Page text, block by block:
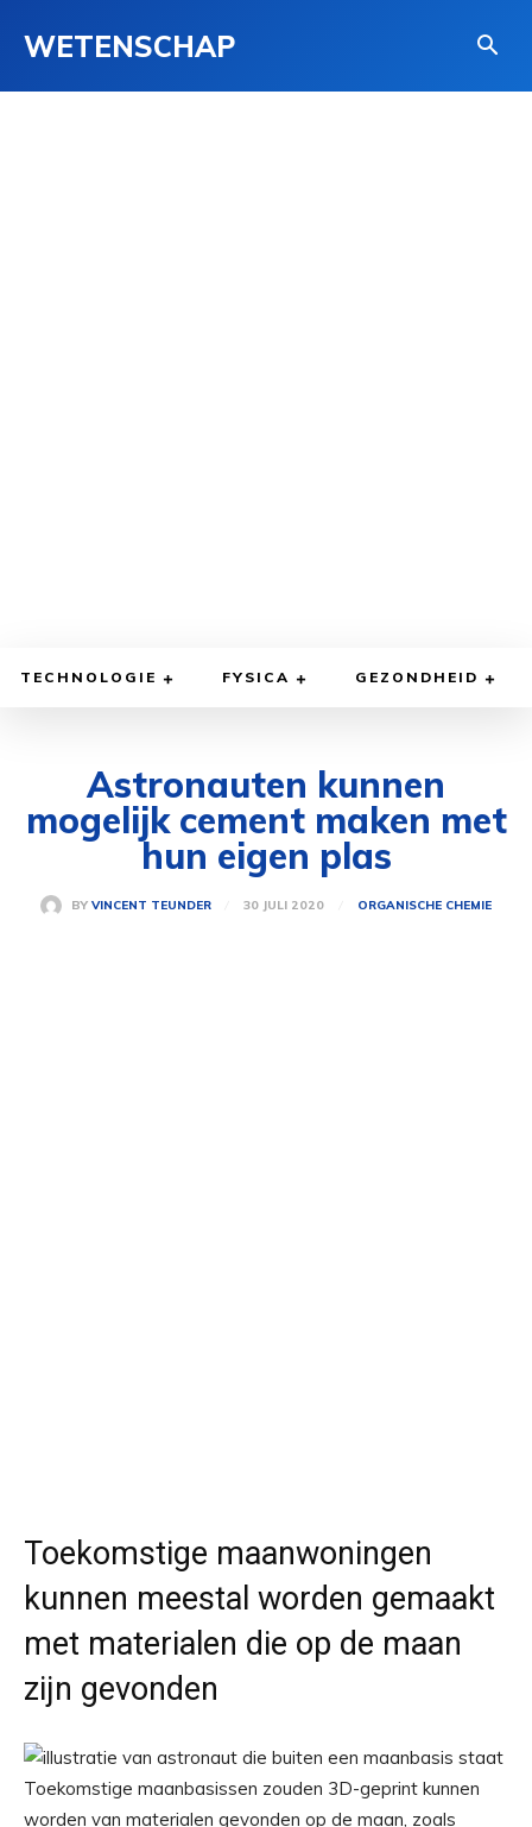
WETENSCHAP
TECHNOLOGIE FYSICA GEZONDHEID
Astronauten kunnen
mogelijk cement maken met
hun eigen plas
BY VINCENT TEUNDER 30 JULI 2020 ORGANISCHE CHEMIE
Toekomstige maanwoningen
kunnen meestal worden gemaakt
met materialen die op de maan
zijn gevonden
Toekomstige maanbasissen zouden 3D-geprint kunnen
worden van materialen gevonden op de maan, zoals